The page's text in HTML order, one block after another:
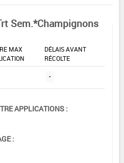
Sem.*Champignons
MAX
DÉLAIS AVANT
RÉCOLTE
-
APPLICATIONS :
: